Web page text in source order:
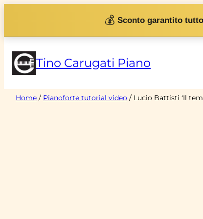
contenuto
💰 Sconto garantito tutto
Tino Carugati Piano
Home / Pianoforte tutorial video / Lucio Battisti ‘Il